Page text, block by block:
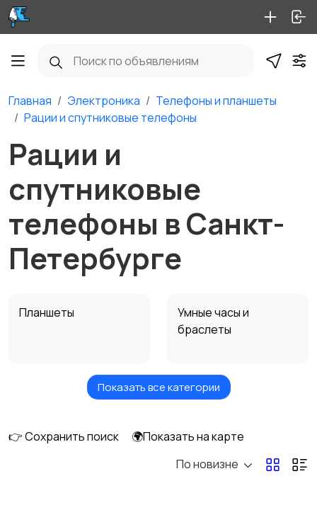
Главная Электроника
Телефоны и планшеты
Рации и спутниковые телефоны
Рации и
спутниковые
телефоны в Санкт-
Петербурге
Планшеты
Умные часы и
браслеты
Стационарные
Мобильные
Показать все категории
👉 Сохранить поиск
🌍Показать на карте
По новизне